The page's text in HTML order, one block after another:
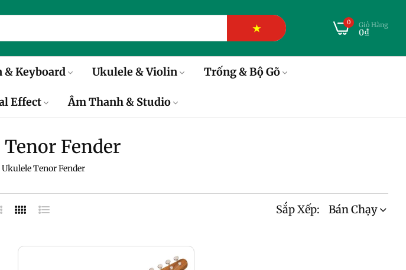
★ Giỏ Hàng
0₫
0
& Keyboard Ukulele & Violin Trống & Bộ Gõ
Effect Âm Thanh & Studio
Fender
Tenor Fender
4
Danh
Sắp Xếp: Bán Chạy